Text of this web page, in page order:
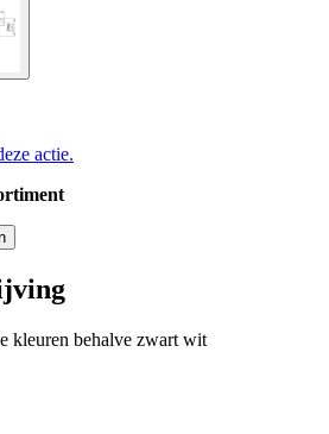
actie.
kleuren behalve zwart wit